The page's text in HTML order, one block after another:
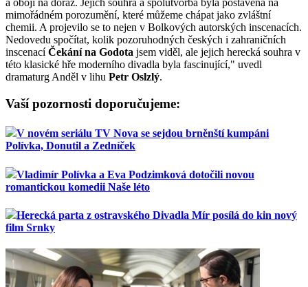
a obojí na doraz. Jejich souhra a spolutvorba byla postavena na
mimořádném porozumění, které můžeme chápat jako zvláštní
chemii. A projevilo se to nejen v Bolkových autorských inscenacích.
Nedovedu spočítat, kolik pozoruhodných českých i zahraničních
inscenacíČekání na Godota jsem viděl, ale jejich herecká souhra v
této klasické hře moderního divadla byla fascinující," uvedl
dramaturg Anděl v lihu Petr Oslzlý.
Vaší pozornosti doporučujeme:
V novém seriálu TV Nova se sejdou brněnští kumpáni
Polívka, Donutil a Zedníček
Vladimír Polívka a Eva Podzimková dotočili novou
romantickou komedii Naše léto
Herecká parta z ostravského Divadla Mír posílá do kin nový
film Srnky